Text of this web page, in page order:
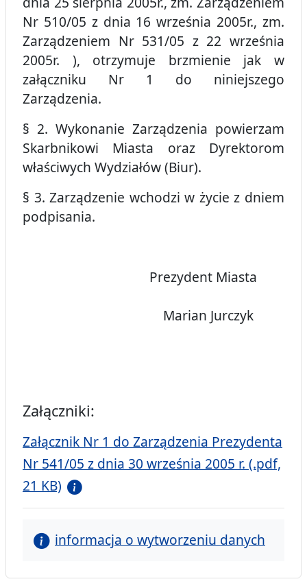
Nr 510/05 z dnia 16 września 2005r., zm.
Zarządzeniem Nr 531/05 z 22 września
2005r. ), otrzymuje brzmienie jak w
załączniku Nr 1 do niniejszego
Zarządzenia.
§ 2. Wykonanie Zarządzenia powierzam
Skarbnikowi Miasta oraz Dyrektorom
właściwych Wydziałów (Biur).
§ 3. Zarządzenie wchodzi w życie z dniem
podpisania.
Prezydent Miasta
Marian Jurczyk
Załączniki:
Załącznik Nr 1 do Zarządzenia Prezydenta
Nr 541/05 z dnia 30 września 2005 r. (.pdf,
21 KB)
informacja o wytworzeniu danych